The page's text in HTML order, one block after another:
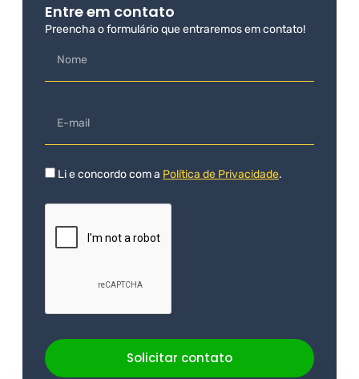
Entre em contato
Preencha o formulário que entraremos em contato!
Li e concordo com a Política de Privacidade.
Solicitar contato